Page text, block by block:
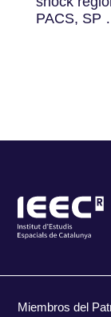
PACS, SP
Miembros del